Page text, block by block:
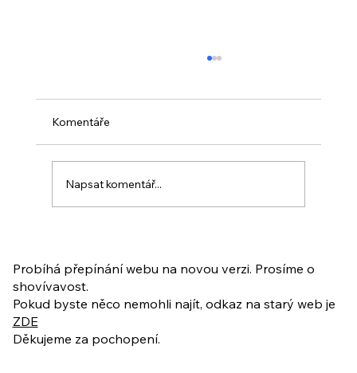
ukázkové lekce
Komentáře
Napsat komentář...
Probíhá přepínání webu na novou verzi. Prosíme o
shovívavost.
Pokud byste něco nemohli najít, odkaz na starý web je
ZDE
Děkujeme za pochopení.